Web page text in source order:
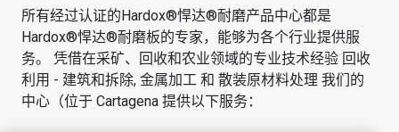
所有经过认证的Hardox®悍达®耐磨产品中心都是
Hardox®悍达®耐磨板的专家，能够为各个行业提供服
务。 凭借在采矿、回收和农业领域的专业技术经验 回收
利用 - 建筑和拆除, 金属加工 和 散装原材料处理 我们的
中心（位于 Cartagena 提供以下服务：